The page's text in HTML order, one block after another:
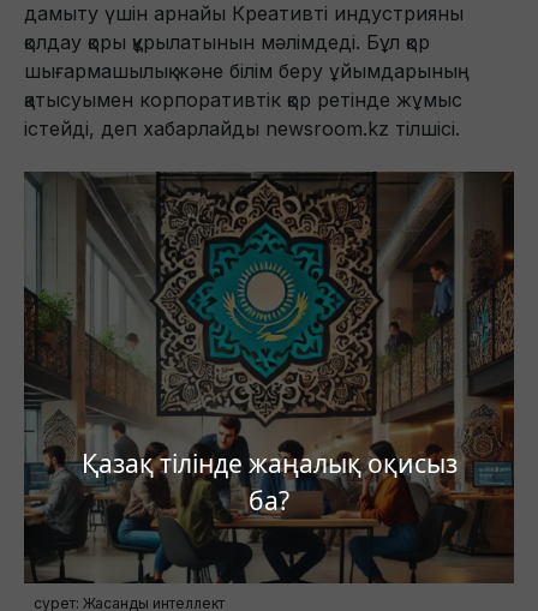
Қазақ тілінде жаңалық оқисыз
ба?
дамыту үшін арнайы Креативті индустрияны
қолдау қоры құрылатынын мәлімдеді. Бұл қор
шығармашылық және білім беру ұйымдарының
қатысуымен корпоративтік қор ретінде жұмыс
істейді, деп хабарлайды newsroom.kz тілшісі.
сурет: Жасанды интеллект